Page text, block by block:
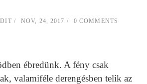
NOV, 24, 2017 0 COMMENTS
ébredünk. A fény csak
valamiféle derengésben telik az